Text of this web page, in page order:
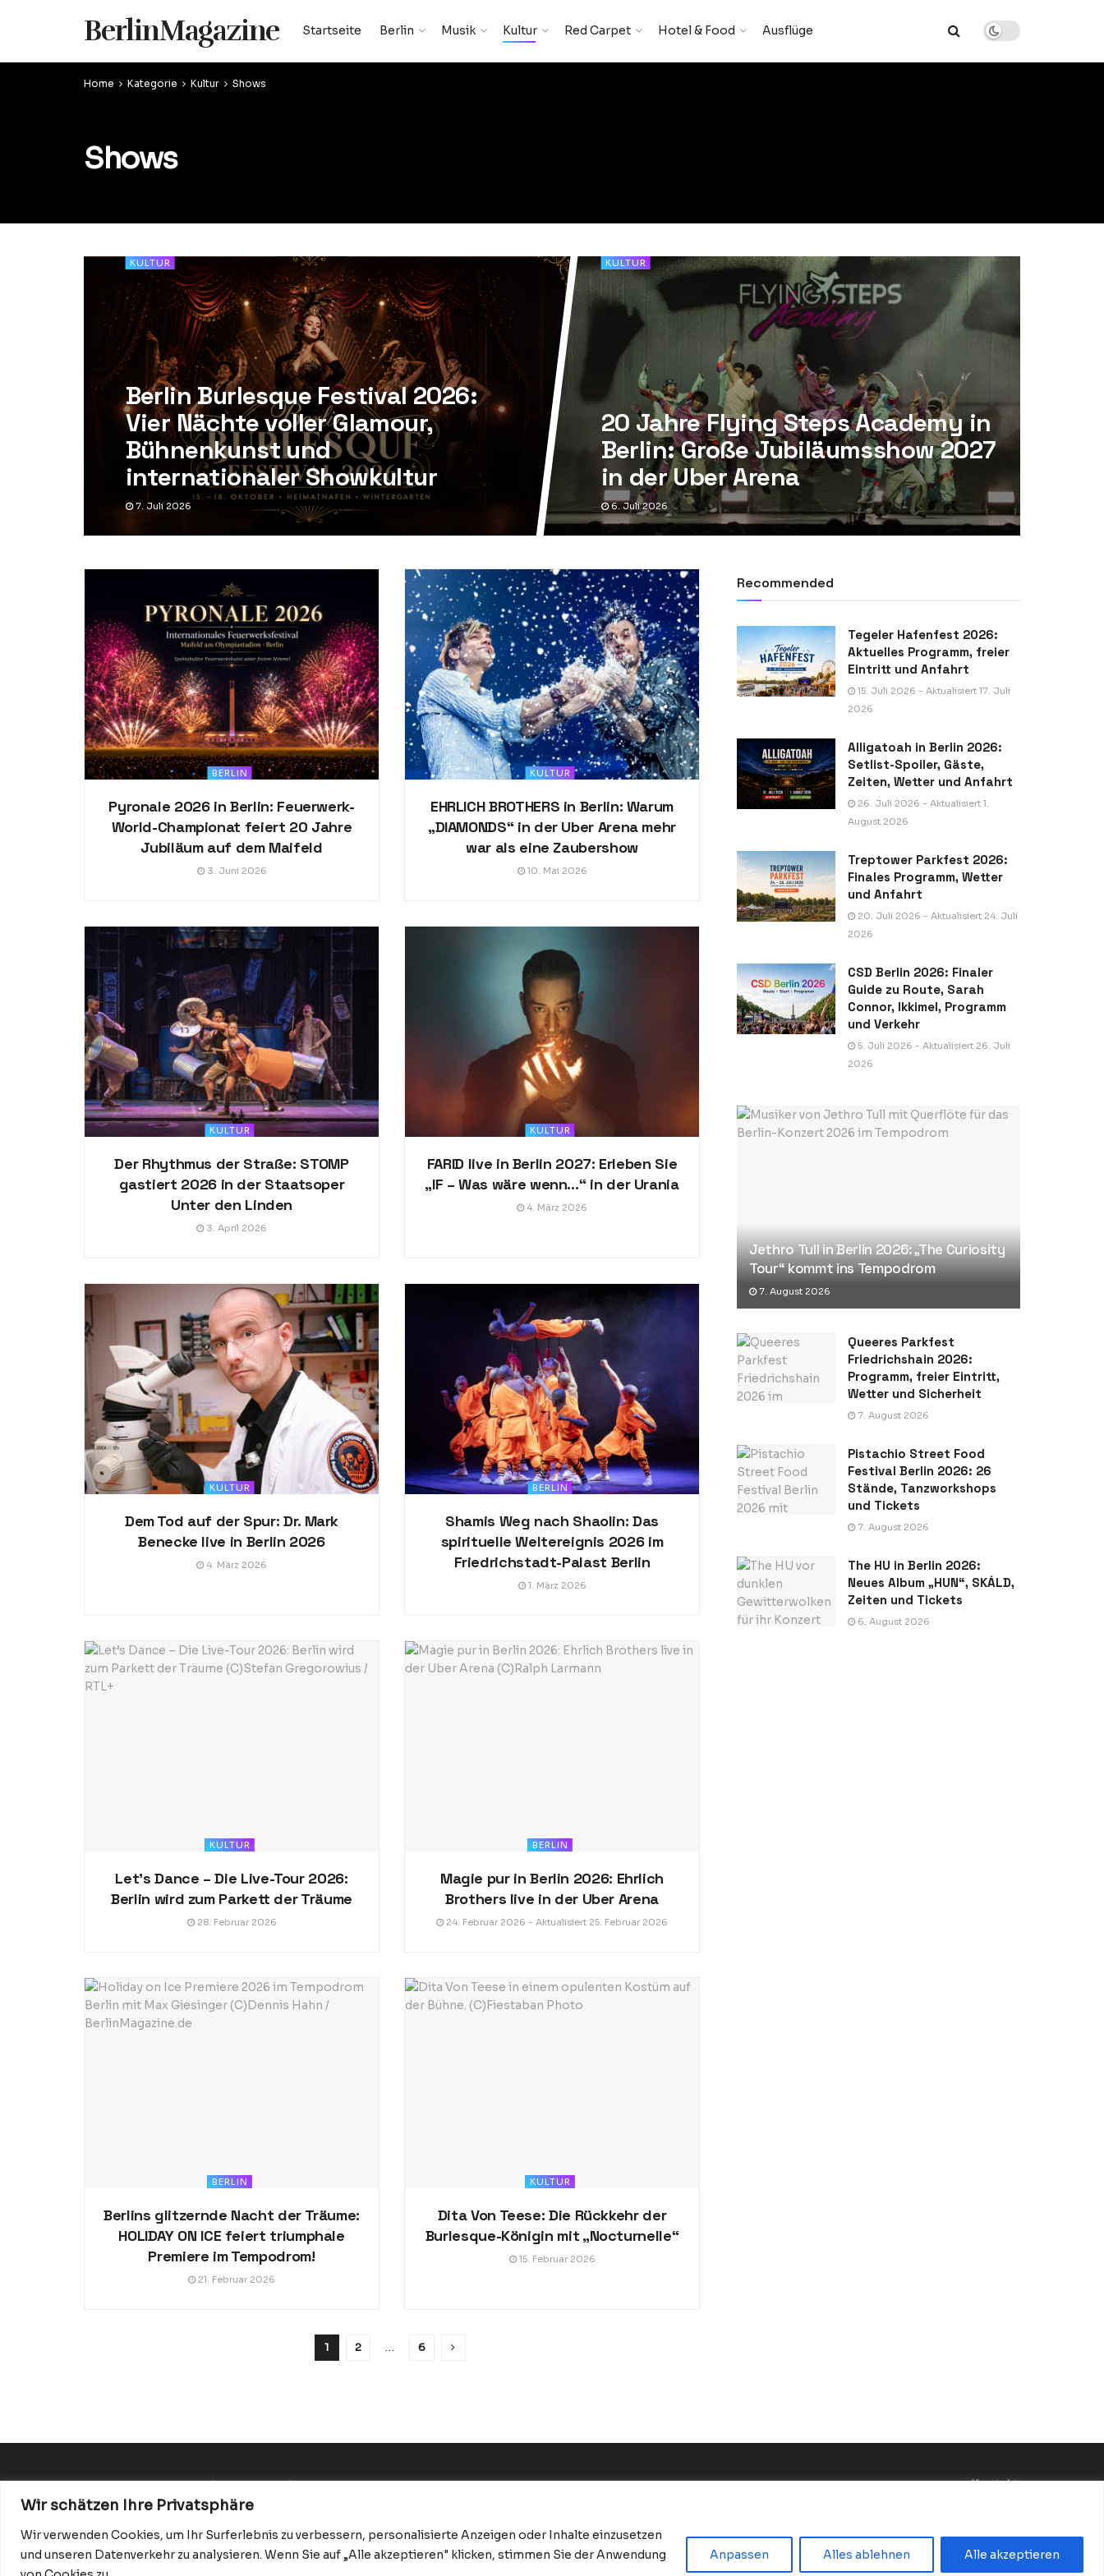
Wir schätzen Ihre Privatsphäre
Wir verwenden Cookies, um Ihr Surferlebnis zu verbessern, personalisierte Anzeigen oder Inhalte einzusetzen
und unseren Datenverkehr zu analysieren. Wenn Sie auf „Alle akzeptieren" klicken, stimmen Sie der Anwendung
Anpassen Alles ablehnen Alle akzeptieren
BerlinMagazine Startseite Berlin Musik Kultur Red Carpet Hotel & Food Ausflüge
Home Kategorie Kultur Shows
Shows
KULTUR
Berlin Burlesque Festival 2026:
Vier Nächte voller Glamour,
Bühnenkunst und
internationaler Showkultur
7. Juli 2026
KULTUR
20 Jahre Flying Steps Academy in
Berlin: Große Jubiläumsshow 2027
in der Uber Arena
6. Juli 2026
BERLIN
Pyronale 2026 in Berlin: Feuerwerk-
World-Championat feiert 20 Jahre
Jubiläum auf dem Maifeld
3. Juni 2026
KULTUR
EHRLICH BROTHERS in Berlin: Warum
„DIAMONDS“ in der Uber Arena mehr
war als eine Zaubershow
10. Mai 2026
KULTUR
Der Rhythmus der Straße: STOMP
gastiert 2026 in der Staatsoper
Unter den Linden
3. April 2026
KULTUR
FARID live in Berlin 2027: Erleben Sie
„IF – Was wäre wenn…“ in der Urania
4. März 2026
KULTUR
Dem Tod auf der Spur: Dr. Mark
Benecke live in Berlin 2026
4. März 2026
BERLIN
Shamis Weg nach Shaolin: Das
spirituelle Weltereignis 2026 im
Friedrichstadt-Palast Berlin
1. März 2026
KULTUR
Let’s Dance – Die Live-Tour 2026:
Berlin wird zum Parkett der Träume
28. Februar 2026
BERLIN
Magie pur in Berlin 2026: Ehrlich
Brothers live in der Uber Arena
24. Februar 2026 - Aktualisiert 25. Februar 2026
BERLIN
Berlins glitzernde Nacht der Träume:
HOLIDAY ON ICE feiert triumphale
Premiere im Tempodrom!
21. Februar 2026
KULTUR
Dita Von Teese: Die Rückkehr der
Burlesque-Königin mit „Nocturnelle“
15. Februar 2026
1 2 … 6
Recommended
Tegeler Hafenfest 2026:
Aktuelles Programm, freier
Eintritt und Anfahrt
15. Juli 2026 - Aktualisiert 17. Juli
2026
Alligatoah in Berlin 2026:
Setlist-Spoiler, Gäste,
Zeiten, Wetter und Anfahrt
26. Juli 2026 - Aktualisiert 1.
August 2026
Treptower Parkfest 2026:
Finales Programm, Wetter
und Anfahrt
20. Juli 2026 - Aktualisiert 24. Juli
2026
CSD Berlin 2026: Finaler
Guide zu Route, Sarah
Connor, Ikkimel, Programm
und Verkehr
5. Juli 2026 - Aktualisiert 26. Juli
2026
Jethro Tull in Berlin 2026: „The Curiosity
Tour“ kommt ins Tempodrom
7. August 2026
Queeres Parkfest
Friedrichshain 2026:
Programm, freier Eintritt,
Wetter und Sicherheit
7. August 2026
Pistachio Street Food
Festival Berlin 2026: 26
Stände, Tanzworkshops
und Tickets
7. August 2026
The HU in Berlin 2026:
Neues Album „HUN“, SKÁLD,
Zeiten und Tickets
6. August 2026
Datenschutzerklärung Impressum Startseite
Kontakt:
© 2026 BerlinMagazine.de